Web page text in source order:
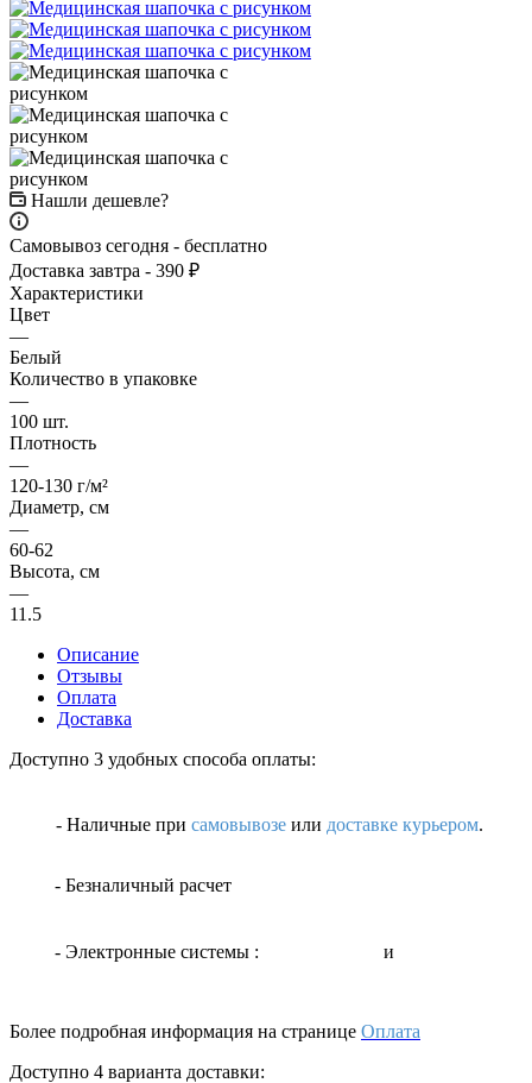
Нашли дешевле?
Самовывоз сегодня - бесплатно
Доставка завтра - 390 ₽
Характеристики
Цвет
—
Белый
Количество в упаковке
—
100 шт.
Плотность
—
120-130 г/м²
Диаметр, см
—
60-62
Высота, см
—
11.5
Описание
Отзывы
Оплата
Доставка
Доступно 3 удобных способа оплаты:
- Наличные при самовывозе или доставке курьером.
- Безналичный расчет
- Электронные системы : и
Более подробная информация на странице Оплата
Доступно 4 варианта доставки: